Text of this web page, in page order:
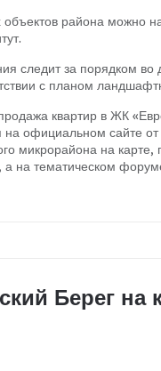
района можно
следит за порядком
с планом
квартир в ЖК
официальном сайте от
микрорайона на
на тематическом
Берег на